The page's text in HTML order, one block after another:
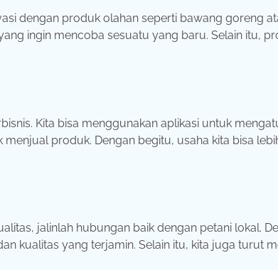
dengan produk olahan seperti bawang goreng
ingin mencoba sesuatu yang baru. Selain itu,
Kita bisa menggunakan aplikasi untuk
produk. Dengan begitu, usaha kita bisa
jalinlah hubungan baik dengan petani lokal.
kualitas yang terjamin. Selain itu, kita juga turut